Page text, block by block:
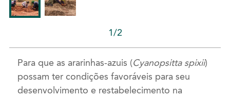
1/2
Para que as ararinhas-azuis (Cyanopsitta spixii)
possam ter condições favoráveis para seu
desenvolvimento e restabelecimento na